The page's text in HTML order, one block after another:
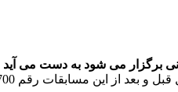
برگزار می شود به دست می آید